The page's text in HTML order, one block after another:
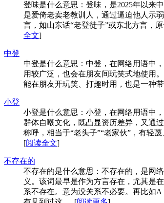
登味是什么意思：登味，是2025年以来
是爱倚老卖老教训人，通过逼迫他人示
言，如山东话“老登徒子”或东北方言，
全文]
中登
中登是什么意思：中登，在网络用语中
用较广泛，也会在朋友间玩笑式地使用
能在朋友开玩笑、打趣时用，也是一种
小登
小登是什么意思：小登，在网络用语中
群体自嘲文化，既凸显资历差异，又通
称呼，相当于“老头子”“老家伙”，有轻
[阅读全文]
不存在的
不存在的是什么意思：不存在的，是网
义。该词最早是作为方言存在，尤其是
系不存在。意为没关系不必要。再比如